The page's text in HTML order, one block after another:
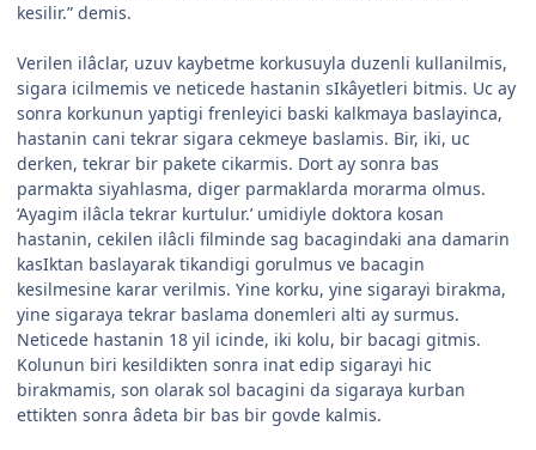
kesilir.” demis.
Verilen ilâclar, uzuv kaybetme korkusuyla duzenli kullanilmis,
sigara icilmemis ve neticede hastanin sIkâyetleri bitmis. Uc ay
sonra korkunun yaptigi frenleyici baski kalkmaya baslayinca,
hastanin cani tekrar sigara cekmeye baslamis. Bir, iki, uc
derken, tekrar bir pakete cikarmis. Dort ay sonra bas
parmakta siyahlasma, diger parmaklarda morarma olmus.
‘Ayagim ilâcla tekrar kurtulur.’ umidiyle doktora kosan
hastanin, cekilen ilâcli filminde sag bacagindaki ana damarin
kasIktan baslayarak tikandigi gorulmus ve bacagin
kesilmesine karar verilmis. Yine korku, yine sigarayi birakma,
yine sigaraya tekrar baslama donemleri alti ay surmus.
Neticede hastanin 18 yil icinde, iki kolu, bir bacagi gitmis.
Kolunun biri kesildikten sonra inat edip sigarayi hic
birakmamis, son olarak sol bacagini da sigaraya kurban
ettikten sonra âdeta bir bas bir govde kalmis.